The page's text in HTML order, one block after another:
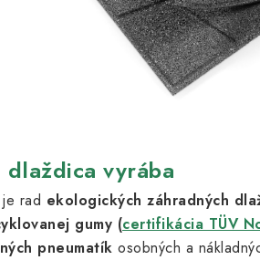
dlaždica vyrába
je rad ekologických záhradných
gumy (certifikácia TÜV
pneumatík osobných a